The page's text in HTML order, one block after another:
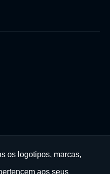
os logotipos, marcas,
aos seus